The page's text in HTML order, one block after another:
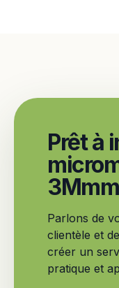
Prêt à
Parlons de
clientèle et
créer un
pratique et